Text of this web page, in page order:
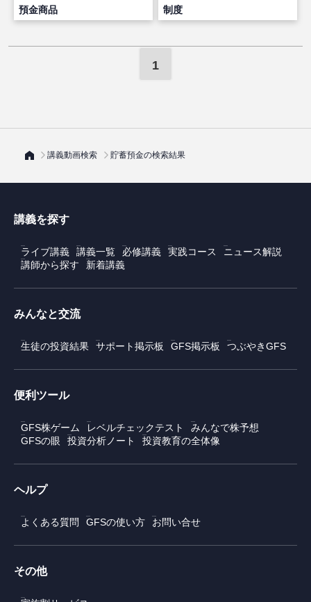
預金商品
制度
1
講義動画検索 貯蓄預金の検索結果
講義を探す
ライブ講義 講義一覧 必修講義 実践コース
ニュース解説
講師から探す
新着講義
みんなと交流
生徒の投資結果 サポート掲示板 GFS掲示板 つぶやきGFS
便利ツール
GFS株ゲーム レベルチェックテスト
みんなで株予想
GFSの眼
投資分析ノート 投資教育の全体像
ヘルプ
よくある質問 GFSの使い方 お問い合せ
その他